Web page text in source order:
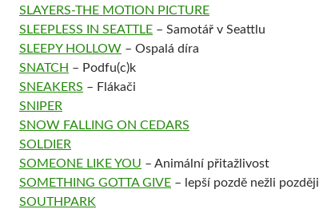
SLAYERS-THE MOTION PICTURE
SLEEPLESS IN SEATTLE – Samotář v Seattlu
SLEEPY HOLLOW – Ospalá díra
SNATCH – Podfu(c)k
SNEAKERS – Flákači
SNIPER
SNOW FALLING ON CEDARS
SOLDIER
SOMEONE LIKE YOU – Animální přitažlivost
SOMETHING GOTTA GIVE – lepší pozdě nežli později
SOUTHPARK